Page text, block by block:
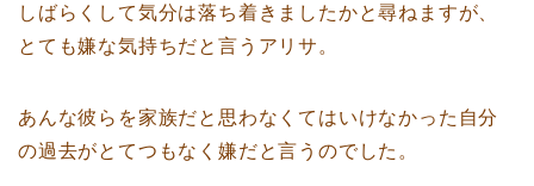
しばらくして気分は落ち着きましたかと尋ねますが、
とても嫌な気持ちだと言うアリサ。
あんな彼らを家族だと思わなくてはいけなかった自分
の過去がとてつもなく嫌だと言うのでした。